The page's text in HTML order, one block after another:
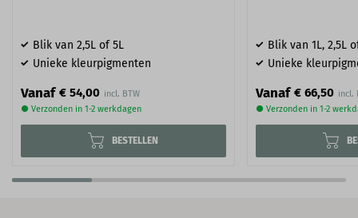
Blik van 2,5L of 5L
Unieke kleurpigmenten
Vanaf € 54,00
● Verzonden in 1-2 werkdagen
BESTELLEN
Blik van 1L, 2,5L
Unieke
Vanaf € 66,50
● Verzonden in 1-2